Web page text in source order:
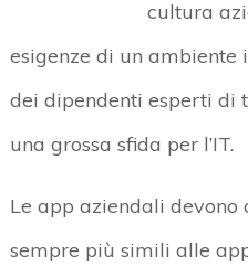
cultura
esigenze di un ambiente
dei dipendenti esperti di
una grossa sfida per l’IT.
Le app aziendali devono
sempre più simili alle